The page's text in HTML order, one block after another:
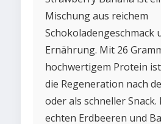
Mischung aus reichem
Ernährung. Mit 26
hochwertigem Protein
die Regeneration nach
oder als schneller
echten Erdbeeren und